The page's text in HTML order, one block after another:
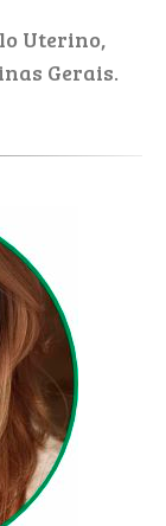
Uterino,
Gerais.